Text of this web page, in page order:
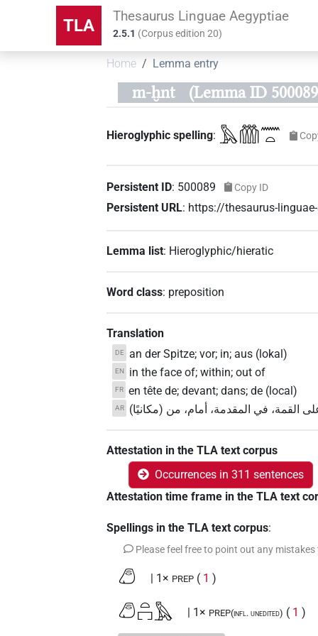
TLA Thesaurus Linguae Aegyptiae
2.5.1 (Corpus edition20)
Home Lemma entry
m-ḫnt (Lemma ID
Hieroglyphic spelling: 𓅓𓏃𓈖𓏏
Persistent ID: 500089 Copy ID
Persistent URL: https://thesaurus-
Lemma list: Hieroglyphic/hieratic
Word class: preposition
Translation
DE an der Spitze; vor; in; aus (lokal)
EN in the face of; within; out of
FR en tête de; devant; dans; de (local)
AR القمة، في المقدمة، أمام، من (مكانيًا)
Attestation in the TLA text corpus
Occurrences in 311 sentences
Attestation time frame in the TLA text
Spellings in the TLA text corpus:
Please feel free to point out any mistakes
𓂉 | 1× PREP ( 1 )
𓂉𓏏𓉐𓅓 | 1× PREP(infl. unedited) ( 1 )